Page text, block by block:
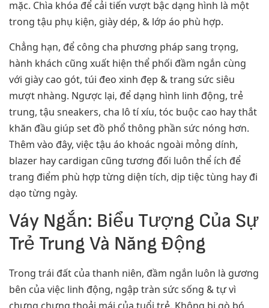
mặc. Chìa khóa để cải tiến vượt bậc dạng hình là một
trong tậu phụ kiện, giày dép, & lớp áo phù hợp.
Chẳng hạn, để công cha phương pháp sang trọng,
hành khách cũng xuất hiện thể phối đầm ngắn cùng
với giày cao gót, túi đeo xinh đẹp & trang sức siêu
mượt nhàng. Ngược lại, để dạng hình linh động, trẻ
trung, tậu sneakers, cha lô tí xíu, tóc buộc cao hay thắt
khăn đầu giúp set đồ phổ thông phần sức nóng hơn.
Thêm vào đây, việc tậu áo khoác ngoài mỏng dính,
blazer hay cardigan cũng tương đối luôn thể ích để
trang điểm phù hợp từng diện tích, dịp tiệc tùng hay đi
dạo từng ngày.
Váy Ngắn: Biểu Tượng Của Sự
Trẻ Trung Và Năng Động
Trong trái đất của thanh niên, đầm ngắn luôn là gương
bên của việc linh động, ngập tràn sức sống & tự vì